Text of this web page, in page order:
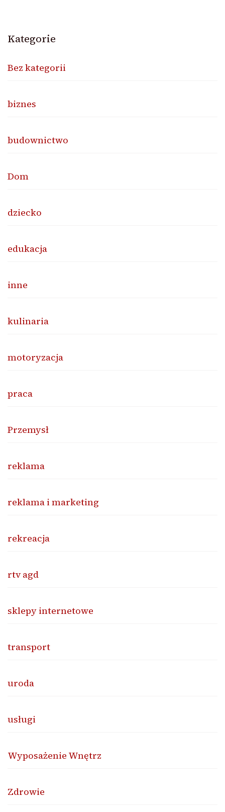
Kategorie
Bez kategorii
biznes
budownictwo
Dom
dziecko
edukacja
inne
kulinaria
motoryzacja
praca
Przemysł
reklama
reklama i marketing
rekreacja
rtv agd
sklepy internetowe
transport
uroda
usługi
Wyposażenie Wnętrz
Zdrowie